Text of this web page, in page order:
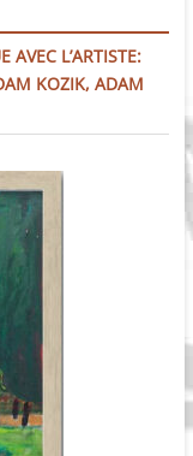
AVEC L’ARTISTE:
KOZIK, ADAM